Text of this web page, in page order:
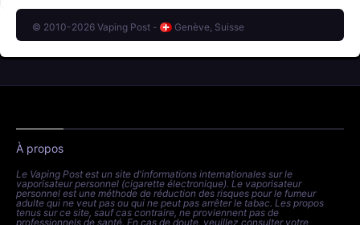
© 2010-2026 Vaping Post - Genève, Suisse
À propos
Le Vaping Post est un site d'informations internationales sur le
vaporisateur personnel (cigarette électronique). Le vaporisateur
personnel est une méthode de réduction des risques pour le fumeur
adulte qui ne veut pas ou qui ne peut pas arrêter le tabac. Les propos
tenus sur ce site, sauf cas contraire, ne proviennent pas de
professionnels de santé. En cas de doute, veuillez consulter votre